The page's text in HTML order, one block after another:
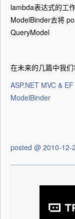
lambda表达式的工
ModelBinder去将
QueryModel
在未来的几篇中我
ASP.NET MVC &
ModelBinder
posted @ 2010-12-